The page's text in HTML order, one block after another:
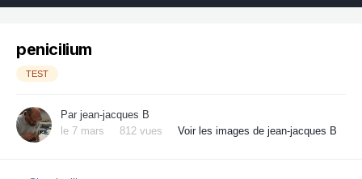
penicilium
TEST
Par jean-jacques B
le 7 mars
812 vues Voir les images de jean-jacques B